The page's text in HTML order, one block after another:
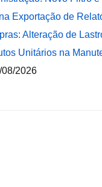
Exportação de
Alteração de
Unitários na
08/2026